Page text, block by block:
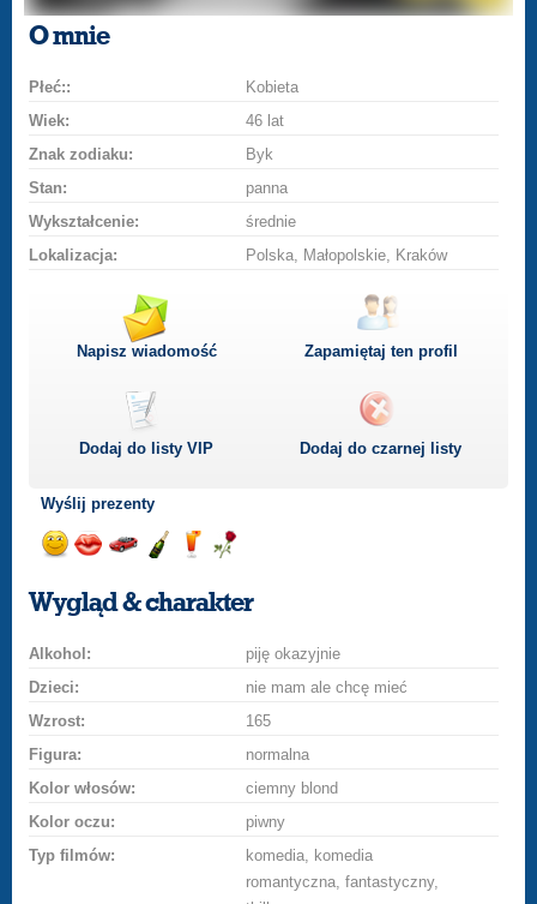
O mnie
Płeć::
Kobieta
Wiek:
46 lat
Znak zodiaku:
Byk
Stan:
panna
Wykształcenie:
średnie
Lokalizacja:
Polska, Małopolskie, Kraków
Napisz wiadomość Zapamiętaj ten profil
Dodaj do listyVIP Dodaj do czarnej listy
Wyślij prezenty
uśmiech
buziakasamochodem
szampana
drinka
różę
Wygląd & charakter
Alkohol:
piję okazyjnie
Dzieci:
nie mam ale chcę mieć
Wzrost:
165
Figura:
normalna
Kolor włosów:
ciemny blond
Kolor oczu:
piwny
Typ filmów:
komedia, komedia
romantyczna, fantastyczny,